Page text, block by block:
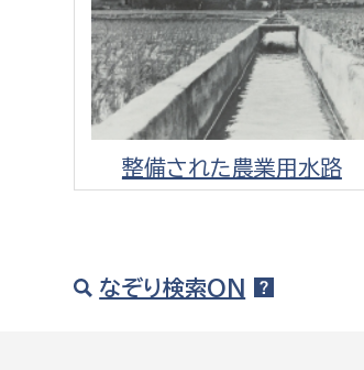
整備された農業用水路
なぞり検索ON